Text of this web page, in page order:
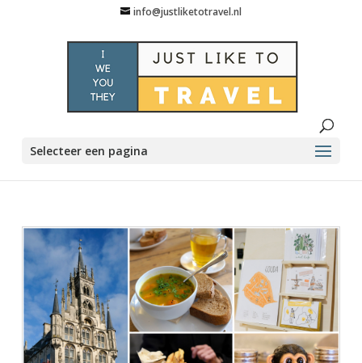
info@justliketotravel.nl
Selecteer een pagina